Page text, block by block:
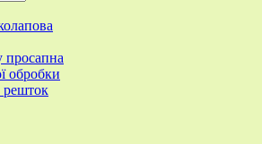
просапна
обробки
решток